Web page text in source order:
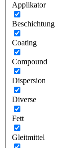
Applikator
Beschichtung
Coating
Compound
Dispersion
Diverse
Fett
Gleitmittel